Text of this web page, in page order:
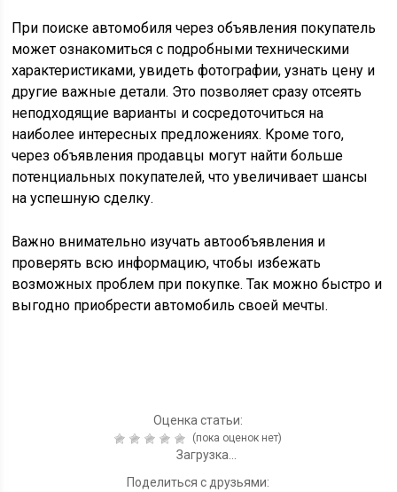
При поиске автомобиля через объявления покупатель
может ознакомиться с подробными техническими
характеристиками, увидеть фотографии, узнать цену и
другие важные детали. Это позволяет сразу отсеять
неподходящие варианты и сосредоточиться на
наиболее интересных предложениях. Кроме того,
через объявления продавцы могут найти больше
потенциальных покупателей, что увеличивает шансы
на успешную сделку.
Важно внимательно изучать автообъявления и
проверять всю информацию, чтобы избежать
возможных проблем при покупке. Так можно быстро и
выгодно приобрести автомобиль своей мечты.
Оценка статьи:
(пока оценок нет)
Загрузка...
Поделиться с друзьями: